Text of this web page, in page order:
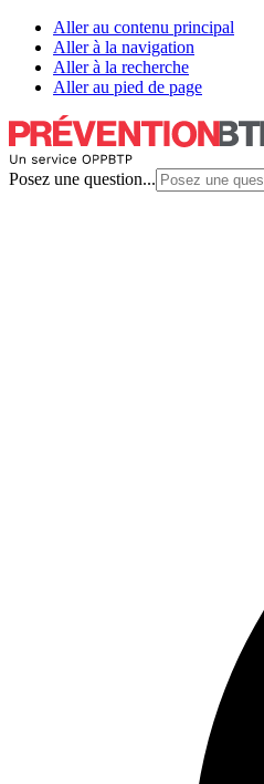
Aller au contenu principal
Aller à la navigation
Aller à la recherche
Aller au pied de page
Posez une question...